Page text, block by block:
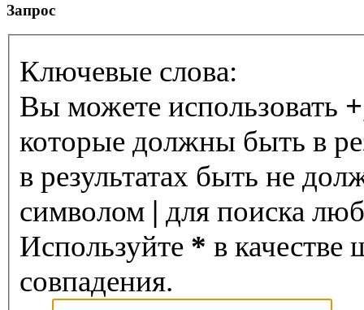
Запрос
Ключевые слова:
Вы можете использовать +
которые должны быть в
в результатах быть не
символом | для поиска
Используйте * в качестве
совпадения.